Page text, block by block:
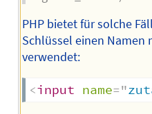
PHP bietet für solche
Schlüssel einen Namen
verwendet:
<input name="